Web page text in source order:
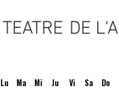
Lu
Ma
Mi
Ju
Vi
Sa
Do